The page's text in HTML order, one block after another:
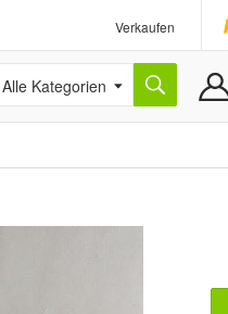
Verkaufen
Alle Kategorien